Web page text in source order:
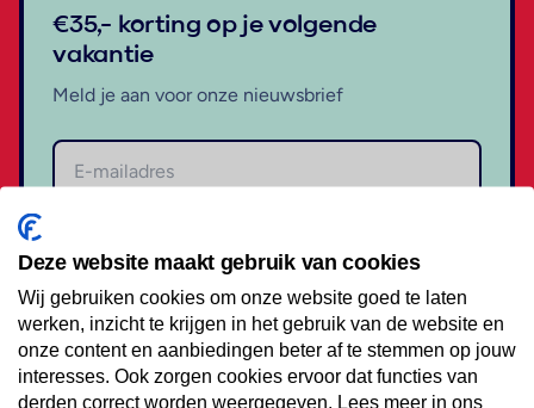
€35,- korting op je volgende
vakantie
Meld je aan voor onze nieuwsbrief
Volg ons op social media
Deze website maakt gebruik van cookies
Wij gebruiken cookies om onze website goed te laten
werken, inzicht te krijgen in het gebruik van de website en
onze content en aanbiedingen beter af te stemmen op jouw
interesses. Ook zorgen cookies ervoor dat functies van
derden correct worden weergegeven. Lees meer in ons